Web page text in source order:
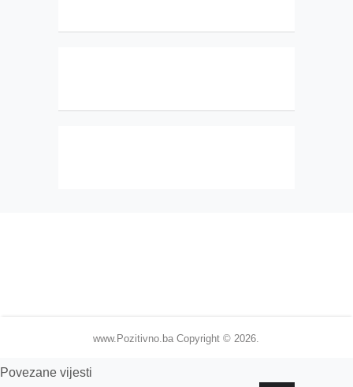
www.Pozitivno.ba Copyright © 2026.
Povezane vijesti